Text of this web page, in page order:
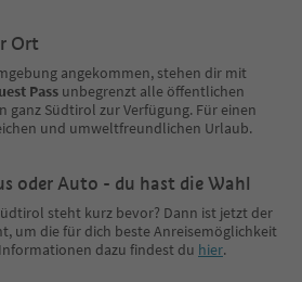
Ort
angekommen, stehen dir mit
Pass unbegrenzt alle öffentlichen
ganz Südtirol zur Verfügung. Für einen
und umweltfreundlichen Urlaub.
oder Auto - du hast die Wahl
steht kurz bevor? Dann ist jetzt der
um die für dich beste Anreisemöglichkeit
dazu findest du hier.